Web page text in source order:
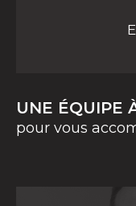
UNE ÉQUIPE
pour vous